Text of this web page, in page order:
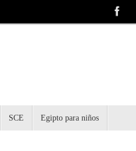
SCE Egipto para niños